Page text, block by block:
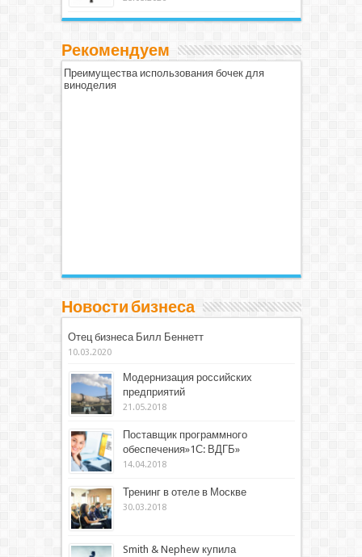
Рекомендуем
Преимущества использования бочек для
виноделия
Новости бизнеса
Отец бизнеса Билл Беннетт
10.03.2020
Модернизация российских
предприятий
21.05.2018
Поставщик программного
обеспечения»1С: ВДГБ»
14.04.2018
Тренинг в отеле в Москве
30.03.2018
Smith & Nephew купила